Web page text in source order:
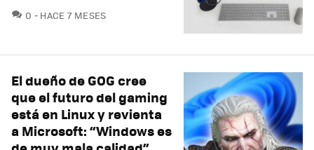
0 COMENTARIOS
HACE 7 MESES
El dueño de GOG cree
que el futuro del gaming
está en Linux y revienta
a Microsoft: “Windows es